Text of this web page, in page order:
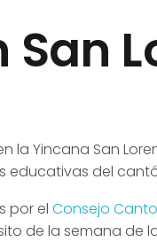
la Yincana San
educativas del
por elConsejo
de la semana de